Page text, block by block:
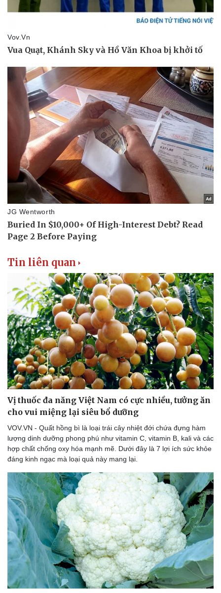
Văn hóa
Sân khấu - Điện ảnh
Âm nhạc
Di sản
Giải trí
Thời trang
Sao Việt
Du lịch
Tư vấn
Săn Tour
check-in
Podcast
Câu chuyện thời sự
Đọc truyện đêm khuya
Cửa sổ tình yêu
Tin liên quan
Vị thuốc đa năng Việt Nam có cực nhiều, tưởng ăn
cho vui miệng lại siêu bổ dưỡng
VOV.VN - Quất hồng bì là loại trái cây nhiệt đới chứa đựng hàm
lượng dinh dưỡng phong phú như vitamin C, vitamin B, kali và các
hợp chất chống oxy hóa mạnh mẽ. Dưới đây là 7 lợi ích sức khỏe
đáng kinh ngạc mà loại quả này mang lại.